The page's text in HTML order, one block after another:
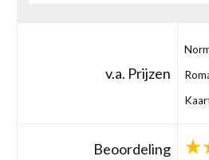
v.a. Prijzen
Beoordeling